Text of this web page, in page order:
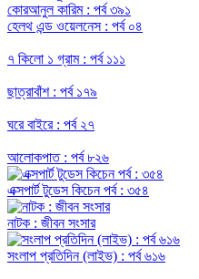
কোরআনুল কারিম : পর্ব ৩৯১
হেলথ এন্ড ওয়েলনেস : পর্ব ০৪
৭ কিলো ১ গ্রাম : পর্ব ১১১
ছাত্রাবাঁশ : পর্ব ১৭৯
ঘরে বাইরে : পর্ব ২৭
আলোকপাত : পর্ব ৮২৬
এক্সপার্ট টুডেস কিচেন পর্ব : ৩৫৪
নাটক : জীবন সংসার
সংলাপ প্রতিদিন (লাইভ) : পর্ব ৬১৬